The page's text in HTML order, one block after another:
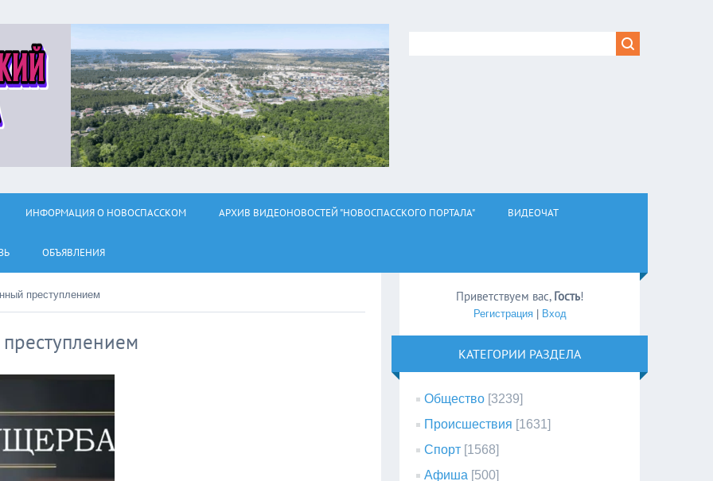
ИНФОРМАЦИЯ О НОВОСПАССКОМ АРХИВ ВИДЕОНОВОСТЕЙ "НОВОСПАССКОГО ПОРТАЛА" ВИДЕОЧАТ
ОБЪЯВЛЕНИЯ
преступлением Приветствуем вас, Гость!
Регистрация| Вход
КАТЕГОРИИ РАЗДЕЛА
Общество [3239]
Происшествия [1631]
Спорт [1568]
Афиша [500]